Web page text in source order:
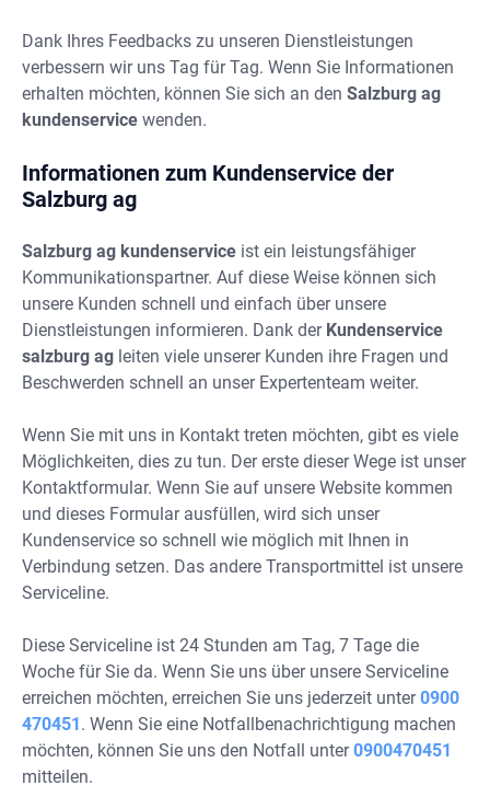
Dank Ihres Feedbacks zu unseren Dienstleistungen
verbessern wir uns Tag für Tag. Wenn Sie Informationen
erhalten möchten, können Sie sich an den Salzburg ag
kundenservice wenden.
Informationen zum Kundenservice der
Salzburg ag
Salzburg ag kundenservice ist ein leistungsfähiger
Kommunikationspartner. Auf diese Weise können sich
unsere Kunden schnell und einfach über unsere
Dienstleistungen informieren. Dank der Kundenservice
salzburg ag leiten viele unserer Kunden ihre Fragen und
Beschwerden schnell an unser Expertenteam weiter.
Wenn Sie mit uns in Kontakt treten möchten, gibt es viele
Möglichkeiten, dies zu tun. Der erste dieser Wege ist unser
Kontaktformular. Wenn Sie auf unsere Website kommen
und dieses Formular ausfüllen, wird sich unser
Kundenservice so schnell wie möglich mit Ihnen in
Verbindung setzen. Das andere Transportmittel ist unsere
Serviceline.
Diese Serviceline ist 24 Stunden am Tag, 7 Tage die
Woche für Sie da. Wenn Sie uns über unsere Serviceline
erreichen möchten, erreichen Sie uns jederzeit unter0900
470451. Wenn Sie eine Notfallbenachrichtigung machen
möchten, können Sie uns den Notfall unter0900470451
mitteilen.